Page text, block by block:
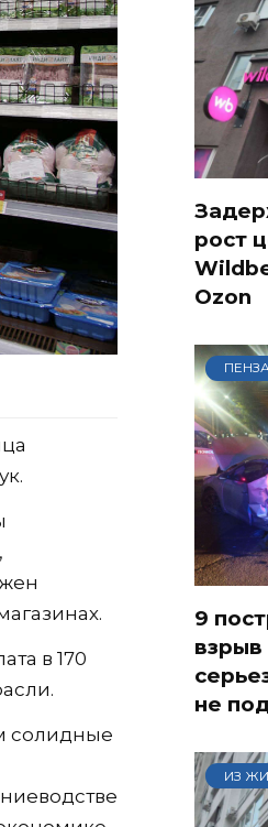
в 170
солидные
рост
Ozon
9
взрыв
не
ИЗ